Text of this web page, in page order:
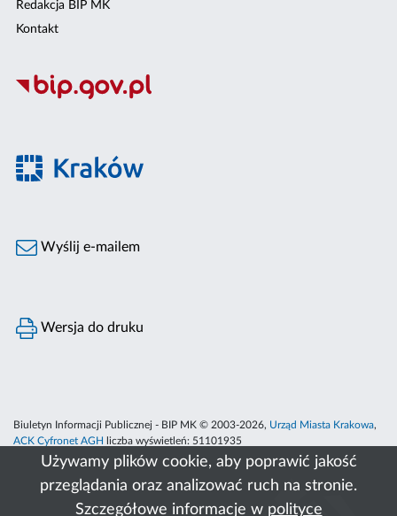
Używamy plików cookie, aby poprawić jakość
przeglądania oraz analizować ruch na stronie.
Szczegółowe informacje w polityce
Redakcja BIP MK
Kontakt
Wyślij e-mailem
Wersja do druku
Biuletyn Informacji Publicznej - BIP MK © 2003-2026, Urząd Miasta Krakowa,
ACK Cyfronet AGH
liczba wyświetleń: 51101935